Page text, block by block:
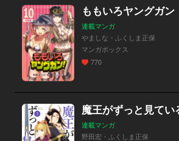
ももいろヤングガン
連載マンガ
やましな・ふくしま正保
マンガボックス
770
魔王がずっと見てい
連載マンガ
野田宏・ふくしま正保